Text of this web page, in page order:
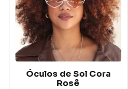
Óculos de Sol Cora
Rosê